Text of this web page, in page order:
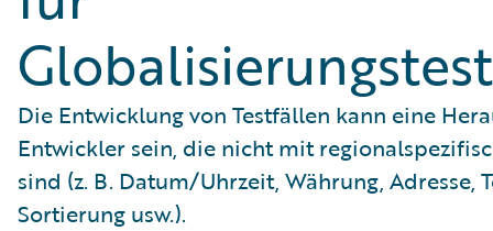
Die Entwicklung von Testfällen kann eine
Entwickler sein, die nicht mit
sind (z. B. Datum/Uhrzeit, Währung, Adresse,
Sortierung usw.).